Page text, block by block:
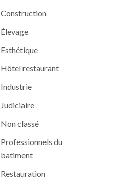
Construction
Élevage
Esthétique
Hôtel restaurant
Industrie
Judiciaire
Non classé
Professionnels du
batiment
Restauration